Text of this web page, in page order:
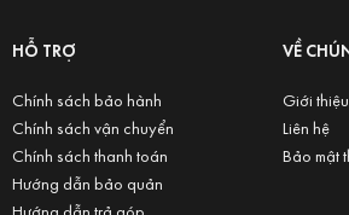
HỖ TRỢ
Chính sách bảo hành
Chính sách vận chuyển
Chính sách thanh toán
Hướng dẫn bảo quản
VỀ
Giới
Liên hệ
Bảo mật